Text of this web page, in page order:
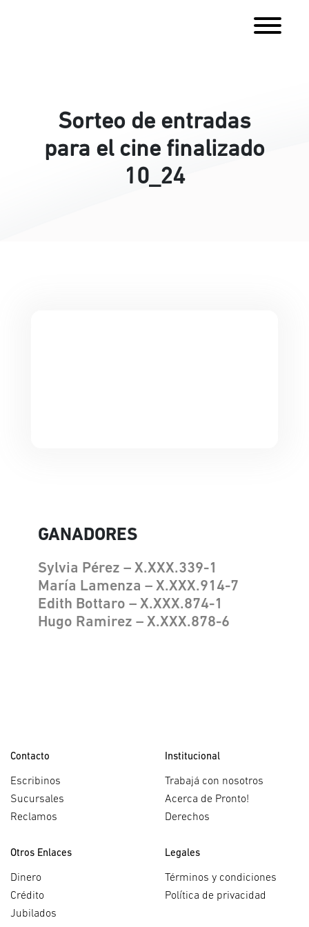
Sorteo de entradas
para el cine finalizado
10_24
GANADORES
Sylvia Pérez – X.XXX.339-1
María Lamenza – X.XXX.914-7
Edith Bottaro – X.XXX.874-1
Hugo Ramirez – X.XXX.878-6
Contacto
Escribinos
Sucursales
Reclamos
Institucional
Trabajá con nosotros
Acerca de Pronto!
Derechos
Otros Enlaces
Dinero
Crédito
Jubilados
Legales
Términos y condiciones
Política de privacidad